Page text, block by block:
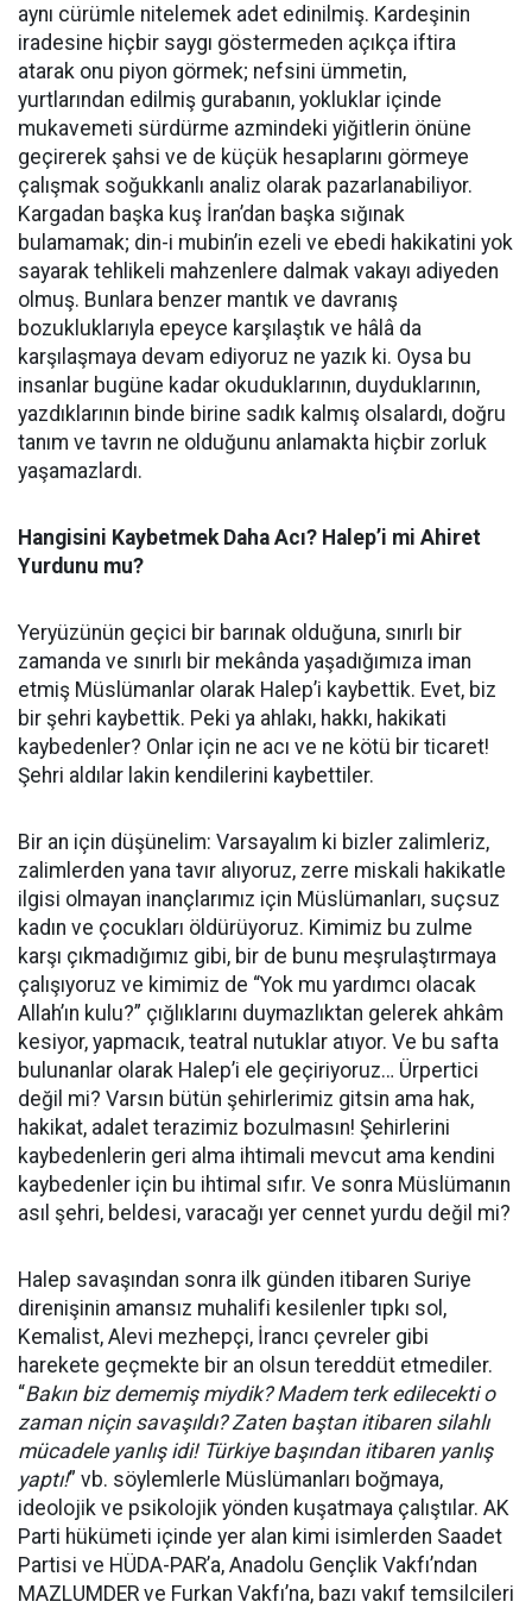
aynı cürümle nitelemek adet edinilmiş. Kardeşinin
iradesine hiçbir saygı göstermeden açıkça iftira
atarak onu piyon görmek; nefsini ümmetin,
yurtlarından edilmiş gurabanın, yokluklar içinde
mukavemeti sürdürme azmindeki yiğitlerin önüne
geçirerek şahsi ve de küçük hesaplarını görmeye
çalışmak soğukkanlı analiz olarak pazarlanabiliyor.
Kargadan başka kuş İran’dan başka sığınak
bulamamak; din-i mubin’in ezeli ve ebedi hakikatini yok
sayarak tehlikeli mahzenlere dalmak vakayı adiyeden
olmuş. Bunlara benzer mantık ve davranış
bozukluklarıyla epeyce karşılaştık ve hâlâ da
karşılaşmaya devam ediyoruz ne yazık ki. Oysa bu
insanlar bugüne kadar okuduklarının, duyduklarının,
yazdıklarının binde birine sadık kalmış olsalardı, doğru
tanım ve tavrın ne olduğunu anlamakta hiçbir zorluk
yaşamazlardı.
Hangisini Kaybetmek Daha Acı? Halep’i mi Ahiret
Yurdunu mu?
Yeryüzünün geçici bir barınak olduğuna, sınırlı bir
zamanda ve sınırlı bir mekânda yaşadığımıza iman
etmiş Müslümanlar olarak Halep’i kaybettik. Evet, biz
bir şehri kaybettik. Peki ya ahlakı, hakkı, hakikati
kaybedenler? Onlar için ne acı ve ne kötü bir ticaret!
Şehri aldılar lakin kendilerini kaybettiler.
Bir an için düşünelim: Varsayalım ki bizler zalimleriz,
zalimlerden yana tavır alıyoruz, zerre miskali hakikatle
ilgisi olmayan inançlarımız için Müslümanları, suçsuz
kadın ve çocukları öldürüyoruz. Kimimiz bu zulme
karşı çıkmadığımız gibi, bir de bunu meşrulaştırmaya
çalışıyoruz ve kimimiz de “Yok mu yardımcı olacak
Allah’ın kulu?” çığlıklarını duymazlıktan gelerek ahkâm
kesiyor, yapmacık, teatral nutuklar atıyor. Ve bu safta
bulunanlar olarak Halep’i ele geçiriyoruz… Ürpertici
değil mi? Varsın bütün şehirlerimiz gitsin ama hak,
hakikat, adalet terazimiz bozulmasın! Şehirlerini
kaybedenlerin geri alma ihtimali mevcut ama kendini
kaybedenler için bu ihtimal sıfır. Ve sonra Müslümanın
asıl şehri, beldesi, varacağı yer cennet yurdu değil mi?
Halep savaşından sonra ilk günden itibaren Suriye
direnişinin amansız muhalifi kesilenler tıpkı sol,
Kemalist, Alevi mezhepçi, İrancı çevreler gibi
harekete geçmekte bir an olsun tereddüt etmediler.
“Bakın biz dememiş miydik? Madem terk edilecekti o
zaman niçin savaşıldı? Zaten baştan itibaren silahlı
mücadele yanlış idi! Türkiye başından itibaren yanlış
yaptı!” vb. söylemlerle Müslümanları boğmaya,
ideolojik ve psikolojik yönden kuşatmaya çalıştılar. AK
Parti hükümeti içinde yer alan kimi isimlerden Saadet
Partisi ve HÜDA-PAR’a, Anadolu Gençlik Vakfı’ndan
MAZLUMDER ve Furkan Vakfı’na, bazı vakıf temsilcileri